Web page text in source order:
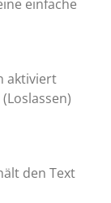
einfache
aktiviert
den Text